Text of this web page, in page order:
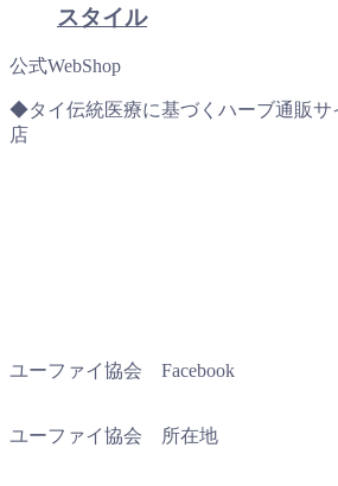
スタイル
公式WebShop
◆タイ伝統医療に基づくハーブ通販
店
ユーファイ協会 Facebook
ユーファイ協会 所在地